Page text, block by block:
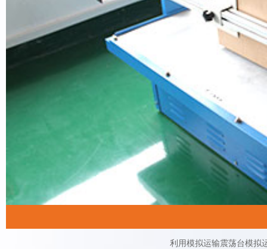
利用模拟运输震荡台模拟